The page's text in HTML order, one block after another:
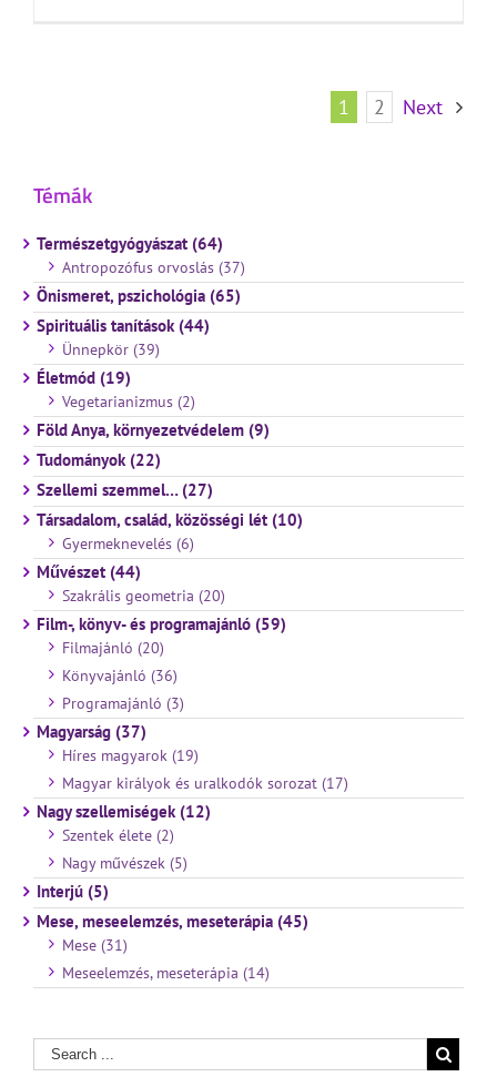
1 2 Next
Témák
Természetgyógyászat (64)
Antropozófus orvoslás (37)
Önismeret, pszichológia (65)
Spirituális tanítások (44)
Ünnepkör (39)
Életmód (19)
Vegetarianizmus (2)
Föld Anya, környezetvédelem (9)
Tudományok (22)
Szellemi szemmel… (27)
Társadalom, család, közösségi lét (10)
Gyermeknevelés (6)
Művészet (44)
Szakrális geometria (20)
Film-, könyv- és programajánló (59)
Filmajánló (20)
Könyvajánló (36)
Programajánló (3)
Magyarság (37)
Híres magyarok (19)
Magyar királyok és uralkodók sorozat (17)
Nagy szellemiségek (12)
Szentek élete (2)
Nagy művészek (5)
Interjú (5)
Mese, meseelemzés, meseterápia (45)
Mese (31)
Meseelemzés, meseterápia (14)